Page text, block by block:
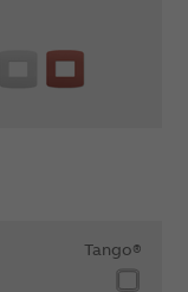
Tango®